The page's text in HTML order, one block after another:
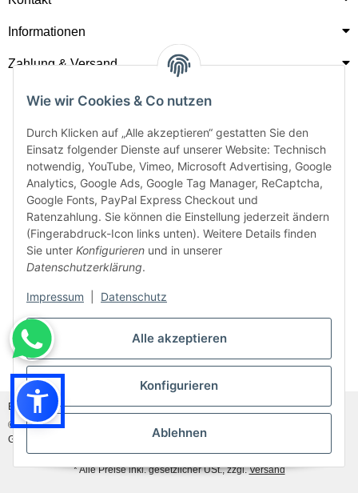
Alle akzeptieren
Konfigurieren
Ablehnen
Wie wir Cookies & Co nutzen
Durch Klicken auf „Alle akzeptieren“ gestatten Sie den
Einsatz folgender Dienste auf unserer Website: Technisch
notwendig, YouTube, Vimeo, Microsoft Advertising, Google
Analytics, Google Ads, Google Tag Manager, ReCaptcha,
Google Fonts, PayPal Express Checkout und
Ratenzahlung. Sie können die Einstellung jederzeit ändern
(Fingerabdruck-Icon links unten). Weitere Details finden
Sie unter Konfigurieren und in unserer
Datenschutzerklärung.
Impressum Datenschutz
Informationen
Zahlung & Versand
Bildnachweis:Adobe Stock©undCanva©
© MDM Handelsgesellschaft mbH, Meier-Diesel-Motoren, 31832 Springe-
Gestorf, Germany
Besucherzähler: 46912400
* Alle Preise inkl. gesetzlicher USt., zzgl.Versand